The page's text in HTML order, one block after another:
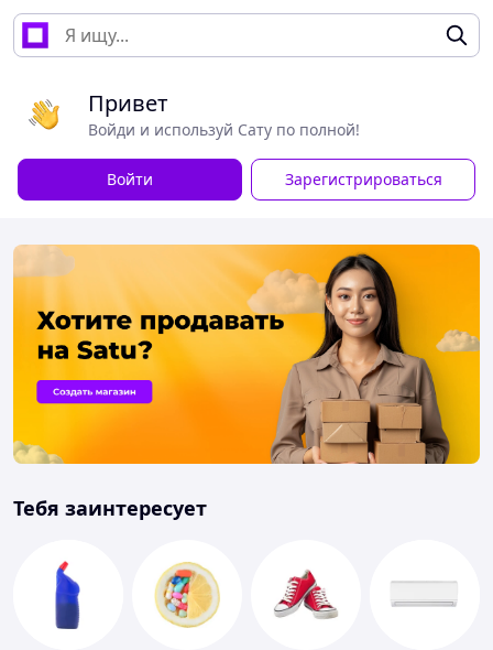
Привет
Войди и используй Сату по полной!
Войти Зарегистрироваться
Тебя заинтересует